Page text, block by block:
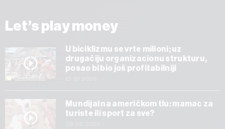
Let’s play money
U biciklizmu se vrte milioni; uz
drugačiju organizacionu strukturu,
posao bi bio još profitabilniji
Mundijal na američkom tlu: mamac za
turiste ili sport za sve?